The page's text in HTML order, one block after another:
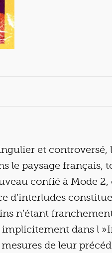
et controversé,
le paysage français,
confié à Mode 2,
d’interludes
n’étant
dans l
de leur